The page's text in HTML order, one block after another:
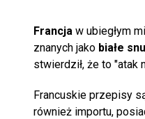
Francja w ubiegłym
znanych jako białe
stwierdził, że to "atak
Francuskie przepisy
również importu,